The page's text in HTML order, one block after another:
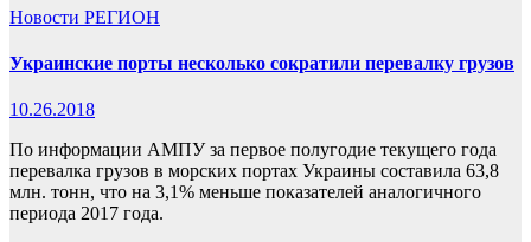
Новости РЕГИОН
Украинские порты несколько сократили перевалку грузов
10.26.2018
По информации АМПУ за первое полугодие текущего года
перевалка грузов в морских портах Украины составила 63,8
млн. тонн, что на 3,1% меньше показателей аналогичного
периода 2017 года.